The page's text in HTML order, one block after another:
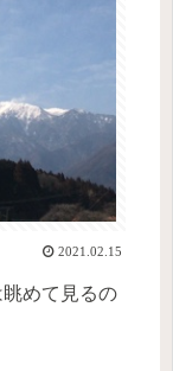
2021.02.15
めて見るの